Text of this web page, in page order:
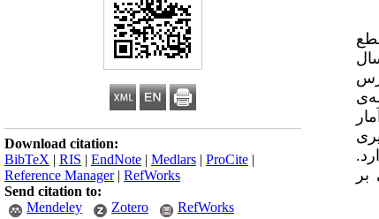
Download citation:
BibTeX | RIS | EndNote | Medlars | ProCite |
Reference Manager| RefWorks
Send citation to:
Mendeley
Zotero RefWorks
(2010)، پرسشنامه‌ی
آمار